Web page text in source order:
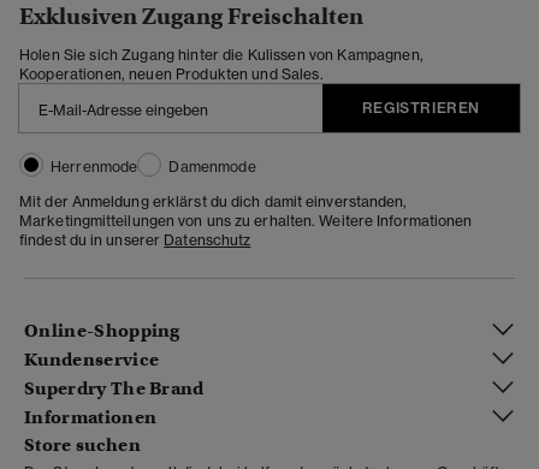
Exklusiven Zugang Freischalten
Holen Sie sich Zugang hinter die Kulissen von Kampagnen,
Kooperationen, neuen Produkten und Sales.
REGISTRIEREN
Herrenmode
Damenmode
Mit der Anmeldung erklärst du dich damit einverstanden,
Marketingmitteilungen von uns zu erhalten. Weitere Informationen
findest du in unserer Datenschutz
Online-Shopping
Kundenservice
Superdry The Brand
Informationen
Store suchen